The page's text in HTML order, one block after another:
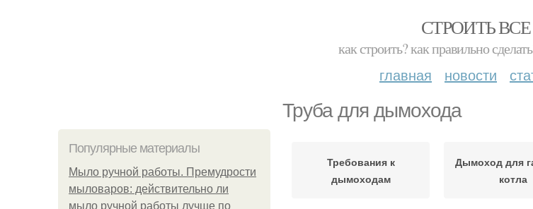
СТРОИТЬ ВСЕ
как строить? как правильно
главная новости
Труба для дымохода
Популярные материалы
Мыло ручной работы. Премудрости
мыловаров: действительно ли
мыло ручной работы лучше по
Требования к
дымоходам
Дымоход для
котла